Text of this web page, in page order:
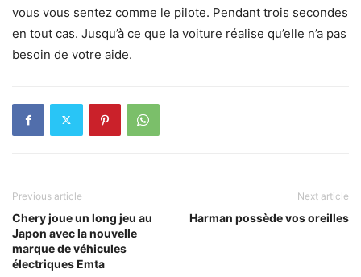
vous vous sentez comme le pilote. Pendant trois secondes
en tout cas. Jusqu’à ce que la voiture réalise qu’elle n’a pas
besoin de votre aide.
Previous article
Chery joue un long jeu au
Japon avec la nouvelle
marque de véhicules
électriques Emta
Next article
Harman possède vos oreilles